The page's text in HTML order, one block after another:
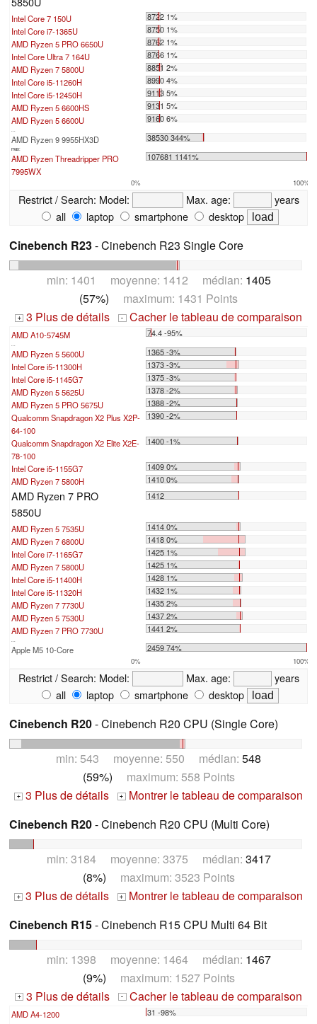
Intel Core 7 150U
8722 1%
Intel Core i7-1365U
8750 1%
AMD Ryzen 5 PRO 6650U
8762 1%
Intel Core Ultra 7 164U
8766 1%
AMD Ryzen 7 5800U
8851 2%
Intel Core i5-11260H
8990 4%
Intel Core i5-12450H
9113 5%
AMD Ryzen 5 6600HS
9131 5%
AMD Ryzen 5 6600U
9160 6%
...
AMD Ryzen 9 9955HX3D 38530 344%
max:
AMD Ryzen Threadripper PRO
7995WX
107681 1141%
0% 100%
Restrict / Search: Model: Max. age:
years
all
laptop smartphone desktop
Cinebench R23- Cinebench R23 Single Core
min: 1401 moyenne: 1412 médian: 1405
(57%) maximum: 1431 Points
+ 3 Plus de détails - Cacher le tableau de comparaison
AMD A10-5745M 74.4 -95%
...
AMD Ryzen 5 5600U
1365 -3%
Intel Core i5-11300H
1373 -3%
Intel Core i5-1145G7
1375 -3%
AMD Ryzen 5 5625U
1378 -2%
AMD Ryzen 5 PRO 5675U
1388 -2%
Qualcomm Snapdragon X2 Plus X2P-
64-100
1390 -2%
Qualcomm Snapdragon X2 Elite X2E-
78-100
1400 -1%
Intel Core i5-1155G7
1409 0%
AMD Ryzen 7 5800H
1410 0%
AMD Ryzen 7 PRO
5850U
1412
AMD Ryzen 5 7535U
1414 0%
AMD Ryzen 7 6800U
1418 0%
Intel Core i7-1165G7
1425 1%
AMD Ryzen 7 5800U
1425 1%
Intel Core i5-11400H
1428 1%
Intel Core i5-11320H
1432 1%
AMD Ryzen 7 7730U
1435 2%
AMD Ryzen 5 7530U
1437 2%
AMD Ryzen 7 PRO 7730U
1441 2%
...
Apple M5 10-Core 2459 74%
0% 100%
Restrict / Search: Model: Max. age:
years
all
laptop smartphone desktop
Cinebench R20- Cinebench R20 CPU (Single Core)
min: 543 moyenne: 550 médian: 548
(59%) maximum: 558 Points
+ 3 Plus de détails + Montrer le tableau de comparaison
Cinebench R20- Cinebench R20 CPU (Multi Core)
min: 3184 moyenne: 3375 médian: 3417
(8%) maximum: 3523 Points
+ 3 Plus de détails + Montrer le tableau de comparaison
Cinebench R15- Cinebench R15 CPU Multi 64 Bit
min: 1398 moyenne: 1464 médian: 1467
(9%) maximum: 1527 Points
+ 3 Plus de détails - Cacher le tableau de comparaison
AMD A4-1200 31 -98%